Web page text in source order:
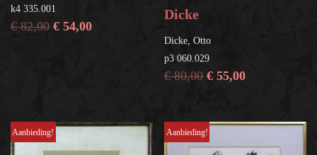
k4 335.001
€82,00 € 54,00
Dicke
Dicke, Otto
p3 060.029
€80,00 € 55,00
Aanbieding! Aanbieding!